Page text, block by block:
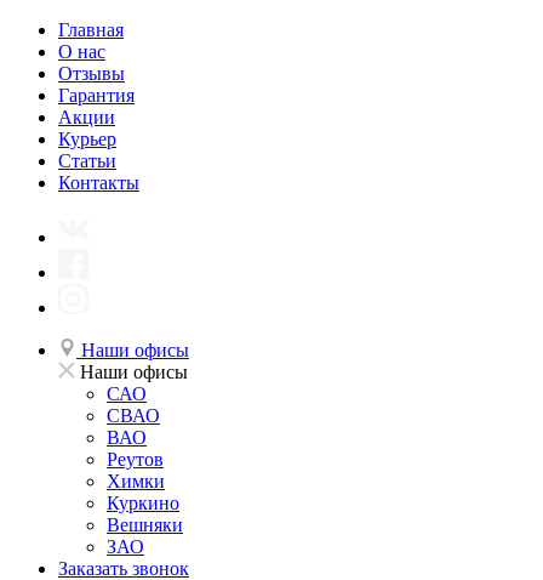
Главная
О нас
Отзывы
Гарантия
Акции
Курьер
Статьи
Контакты
Наши офисы
Наши офисы
САО
СВАО
ВАО
Реутов
Химки
Куркино
Вешняки
ЗАО
Заказать звонок